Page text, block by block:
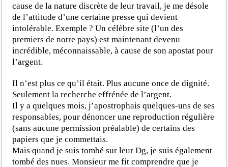
cause de la nature discrète de leur travail, je me désole
de l’attitude d’une certaine presse qui devient
intolérable. Exemple ? Un célèbre site (l’un des
premiers de notre pays) est maintenant devenu
incrédible, méconnaissable, à cause de son apostat pour
l’argent.
Il n’est plus ce qu’il était. Plus aucune once de dignité.
Seulement la recherche effrénée de l’argent.
Il y a quelques mois, j’apostrophais quelques-uns de ses
responsables, pour dénoncer une reproduction régulière
(sans aucune permission préalable) de certains des
papiers que je commettais.
Mais quand je suis tombé sur leur Dg, je suis également
tombé des nues. Monsieur me fit comprendre que je